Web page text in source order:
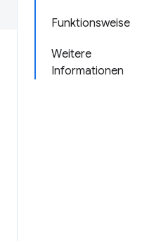
Funktionsweise
Weitere
Informationen